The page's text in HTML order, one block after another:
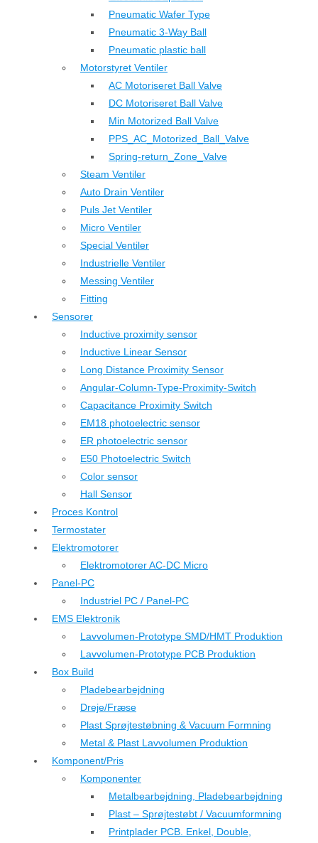
Pneumatic Wafer Type
Pneumatic 3-Way Ball
Pneumatic plastic ball
Motorstyret Ventiler
AC Motoriseret Ball Valve
DC Motoriseret Ball Valve
Min Motorized Ball Valve
PPS_AC_Motorized_Ball_Valve
Spring-return_Zone_Valve
Steam Ventiler
Auto Drain Ventiler
Puls Jet Ventiler
Micro Ventiler
Special Ventiler
Industrielle Ventiler
Messing Ventiler
Fitting
Sensorer
Inductive proximity sensor
Inductive Linear Sensor
Long Distance Proximity Sensor
Angular-Column-Type-Proximity-Switch
Capacitance Proximity Switch
EM18 photoelectric sensor
ER photoelectric sensor
E50 Photoelectric Switch
Color sensor
Hall Sensor
Proces Kontrol
Termostater
Elektromotorer
Elektromotorer AC-DC Micro
Panel-PC
Industriel PC / Panel-PC
EMS Elektronik
Lavvolumen-Prototype SMD/HMT Produktion
Lavvolumen-Prototype PCB Produktion
Box Build
Pladebearbejdning
Dreje/Fræse
Plast Sprøjtestøbning & Vacuum Formning
Metal & Plast Lavvolumen Produktion
Komponent/Pris
Komponenter
Metalbearbejdning, Pladebearbejdning
Plast – Sprøjtestøbt / Vacuumformning
Printplader PCB. Enkel, Double,